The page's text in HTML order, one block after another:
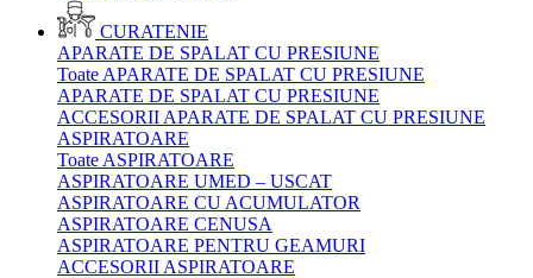
CURATENIE
APARATE DE SPALAT CU PRESIUNE
Toate APARATE DE SPALAT CU PRESIUNE
APARATE DE SPALAT CU PRESIUNE
ACCESORII APARATE DE SPALAT CU PRESIUNE
ASPIRATOARE
Toate ASPIRATOARE
ASPIRATOARE UMED – USCAT
ASPIRATOARE CU ACUMULATOR
ASPIRATOARE CENUSA
ASPIRATOARE PENTRU GEAMURI
ACCESORII ASPIRATOARE